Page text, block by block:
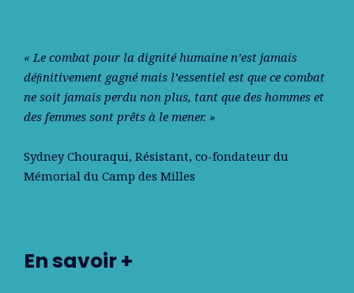
« Le combat pour la dignité humaine n’est jamais
déﬁnitivement gagné mais l’essentiel est que ce combat
ne soit jamais perdu non plus, tant que des hommes et
des femmes sont prêts à le mener. »
Sydney Chouraqui, Résistant, co-fondateur du
Mémorial du Camp des Milles
En savoir +